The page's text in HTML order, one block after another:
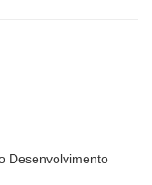
Desenvolvimento